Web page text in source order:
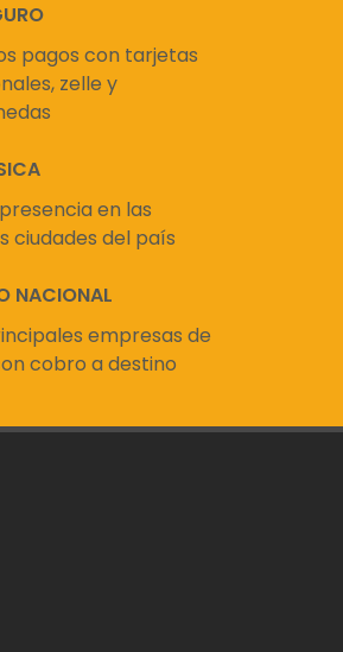
pagos con tarjetas
zelle y
en las
ciudades del país
NACIONAL
empresas de
cobro a destino